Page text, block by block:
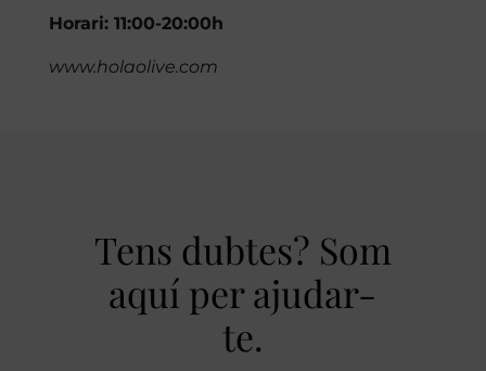
Horari: 11:00-20:00h
www.holaolive.com
Tens dubtes? Som
aquí per ajudar-
te.